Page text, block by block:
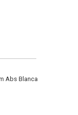
Abs Blanca